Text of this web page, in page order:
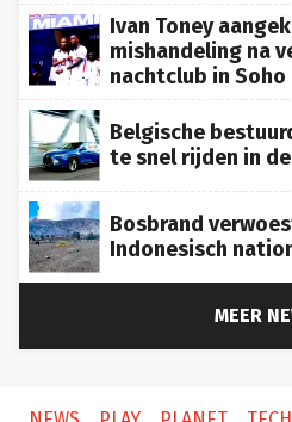
Ivan Toney
mishandeling na
nachtclub in Soho
Belgische
te snel rijden in
Bosbrand
Indonesisch
MEER
NEWS PLAY PLANET TECH